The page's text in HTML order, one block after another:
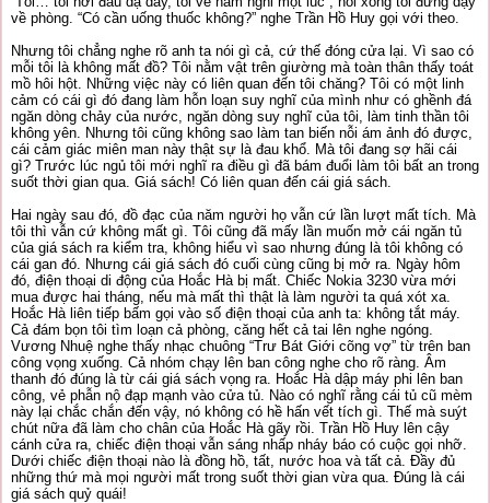
về phòng. “Có cần uống thuốc không?” nghe Trần Hồ Huy gọi với theo.
Nhưng tôi chẳng nghe rõ anh ta nói gì cả, cứ thế đóng cửa lại. Vì sao có
mỗi tôi là không mất đồ? Tôi nằm vật trên giường mà toàn thân thấy toát
mồ hôi hột. Những việc này có liên quan đến tôi chăng? Tôi có một linh
cảm có cái gì đó đang làm hỗn loạn suy nghĩ của mình như có ghềnh đá
ngăn dòng chảy của nước, ngăn dòng suy nghĩ của tôi, làm tinh thần tôi
không yên. Nhưng tôi cũng không sao làm tan biến nỗi ám ảnh đó được,
cái cảm giác miên man này thật sự là đau khổ. Mà tôi đang sợ hãi cái
gì? Trước lúc ngủ tôi mới nghĩ ra điều gì đã bám đuổi làm tôi bất an trong
suốt thời gian qua. Giá sách! Có liên quan đến cái giá sách.
Hai ngày sau đó, đồ đạc của năm người họ vẫn cứ lần lượt mất tích. Mà
tôi thì vẫn cứ không mất gì. Tôi cũng đã mấy lần muốn mở cái ngăn tủ
của giá sách ra kiểm tra, không hiểu vì sao nhưng đúng là tôi không có
cái gan đó. Nhưng cái giá sách đó cuối cùng cũng bị mở ra. Ngày hôm
đó, điện thoại di động của Hoắc Hà bị mất. Chiếc Nokia 3230 vừa mới
mua được hai tháng, nếu mà mất thì thật là làm người ta quá xót xa.
Hoắc Hà liên tiếp bấm gọi vào số điện thoại của anh ta: không tắt máy.
Cả đám bọn tôi tìm loạn cả phòng, căng hết cả tai lên nghe ngóng.
Vương Nhuệ nghe thấy nhạc chuông “Trư Bát Giới cõng vợ” từ trên ban
công vọng xuống. Cả nhóm chạy lên ban công nghe cho rõ ràng. Âm
thanh đó đúng là từ cái giá sách vọng ra. Hoắc Hà dập máy phi lên ban
công, vẻ phẫn nộ đạp mạnh vào cửa tủ. Nào có nghĩ rằng cái tủ cũ mèm
này lại chắc chắn đến vậy, nó không có hề hấn vết tích gì. Thế mà suýt
chút nữa đã làm cho chân của Hoắc Hà gãy rồi. Trần Hồ Huy lên cậy
cánh cửa ra, chiếc điện thoại vẫn sáng nhấp nháy báo có cuộc gọi nhỡ.
Dưới chiếc điện thoại nào là đồng hồ, tất, nước hoa và tất cả. Đầy đủ
những thứ mà mọi người mất trong suốt thời gian vừa qua. Đúng là cái
giá sách quỷ quái!